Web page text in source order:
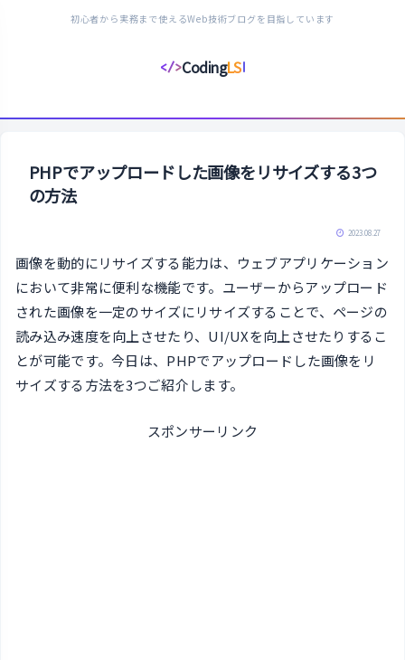
初心者から実務まで使えるWeb技術ブログを目指しています
</>CodingLS
コ
デ
ン
フ
ス
タ
ル
PHPでアップロードした画像をリサイズする3つ
の方法
2023.08.27
画像を動的にリサイズする能力は、ウェブアプリケーション
において非常に便利な機能です。ユーザーからアップロード
された画像を一定のサイズにリサイズすることで、ページの
読み込み速度を向上させたり、UI/UXを向上させたりするこ
とが可能です。今日は、PHPでアップロードした画像をリ
サイズする方法を3つご紹介します。
スポンサーリンク